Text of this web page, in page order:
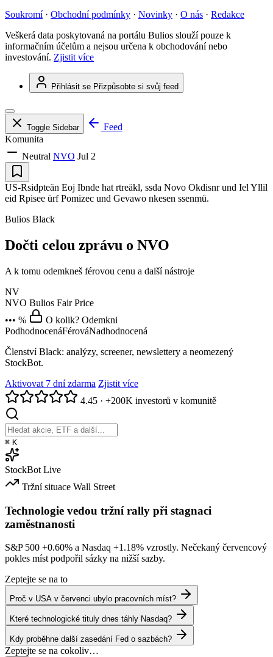
Soukromí · Obchodní podmínky · Novinky · O nás · Redakce
Veškerá data poskytovaná na portálu Bulios slouží pouze k
informačním účelům a nejsou určena k obchodování nebo
investování. Zjistit více
Přihlásit se Přizpůsobte si svůj feed
Toggle Sidebar
Feed
Komunita
Neutral NVO Jul 2
US-Rsidpteän Eoj Ibnde hat rtreäkl, ssda Novo Okdisnr und Iel Yllil
eid Rpisee ürf Pomizec und Gevawo nkesen ssenmü.
Bulios Black
Dočti celou zprávu o NVO
A k tomu odemkneš férovou cenu a další nástroje
NV
NVO Bulios Fair Price
••• %
O kolik? Odemkni
PodhodnocenáFérováNadhodnocená
Členství Black: analýzy, screener, newslettery a neomezený
StockBot.
Aktivovat 7 dní zdarma Zjistit více
4.45 · +200K investorů v komunitě
⌘ K
StockBot Live
Tržní situace Wall Street
Technologie vedou tržní rally při stagnaci
zaměstnanosti
S&P 500 +0.60% a Nasdaq +1.18% vzrostly. Nečekaný červencový
pokles míst podpořil sázky na nižší sazby.
Zeptejte se na to
Proč v USA v červenci ubylo pracovních míst?
Které technologické tituly dnes táhly Nasdaq?
Kdy proběhne další zasedání Fed o sazbách?